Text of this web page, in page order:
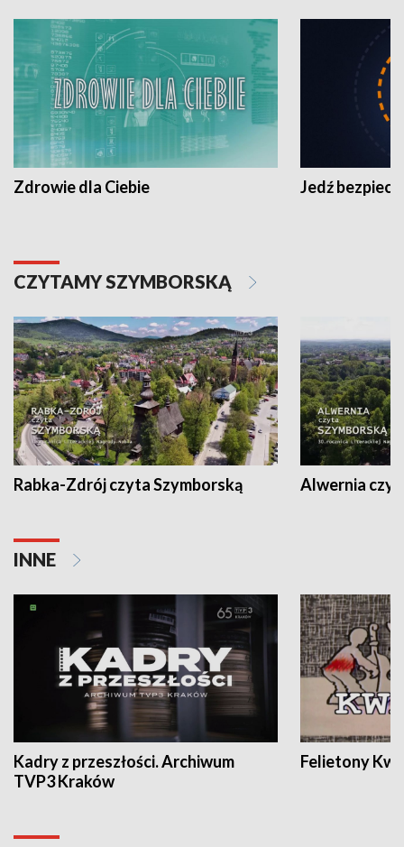
Zdrowie dla Ciebie Jedź
CZYTAMY SZYMBORSKĄ
Rabka-Zdrój czyta Szymborską Alwernia
INNE
Kadry z przeszłości. Archiwum
TVP3 Kraków
Felietony